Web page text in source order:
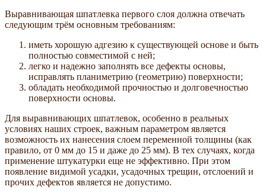
Выравнивающая шпатлевка первого слоя должна отвечать
следующим трём основным требованиям:
иметь хорошую адгезию к существующей основе и быть
полностью совместимой с ней;
легко и надежно заполнять все дефекты основы,
исправлять планиметрию (геометрию) поверхности;
обладать необходимой прочностью и долговечностью
поверхности основы.
Для выравнивающих шпатлевок, особенно в реальных
условиях наших строек, важным параметром является
возможность их нанесения слоем переменной толщины (как
правило, от 0 мм до 15 и даже до 25 мм). В тех случаях, когда
применение штукатурки еще не эффективно. При этом
появление видимой усадки, усадочных трещин, отслоений и
прочих дефектов является не допустимо.